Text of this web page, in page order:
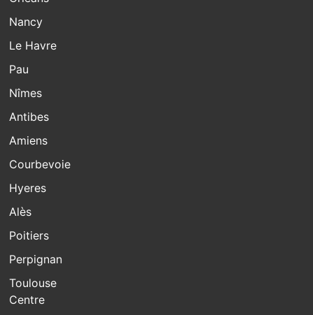
Nancy
Le Havre
Pau
Nîmes
Antibes
Amiens
Courbevoie
Hyeres
Alès
Poitiers
Perpignan
Toulouse
Centre